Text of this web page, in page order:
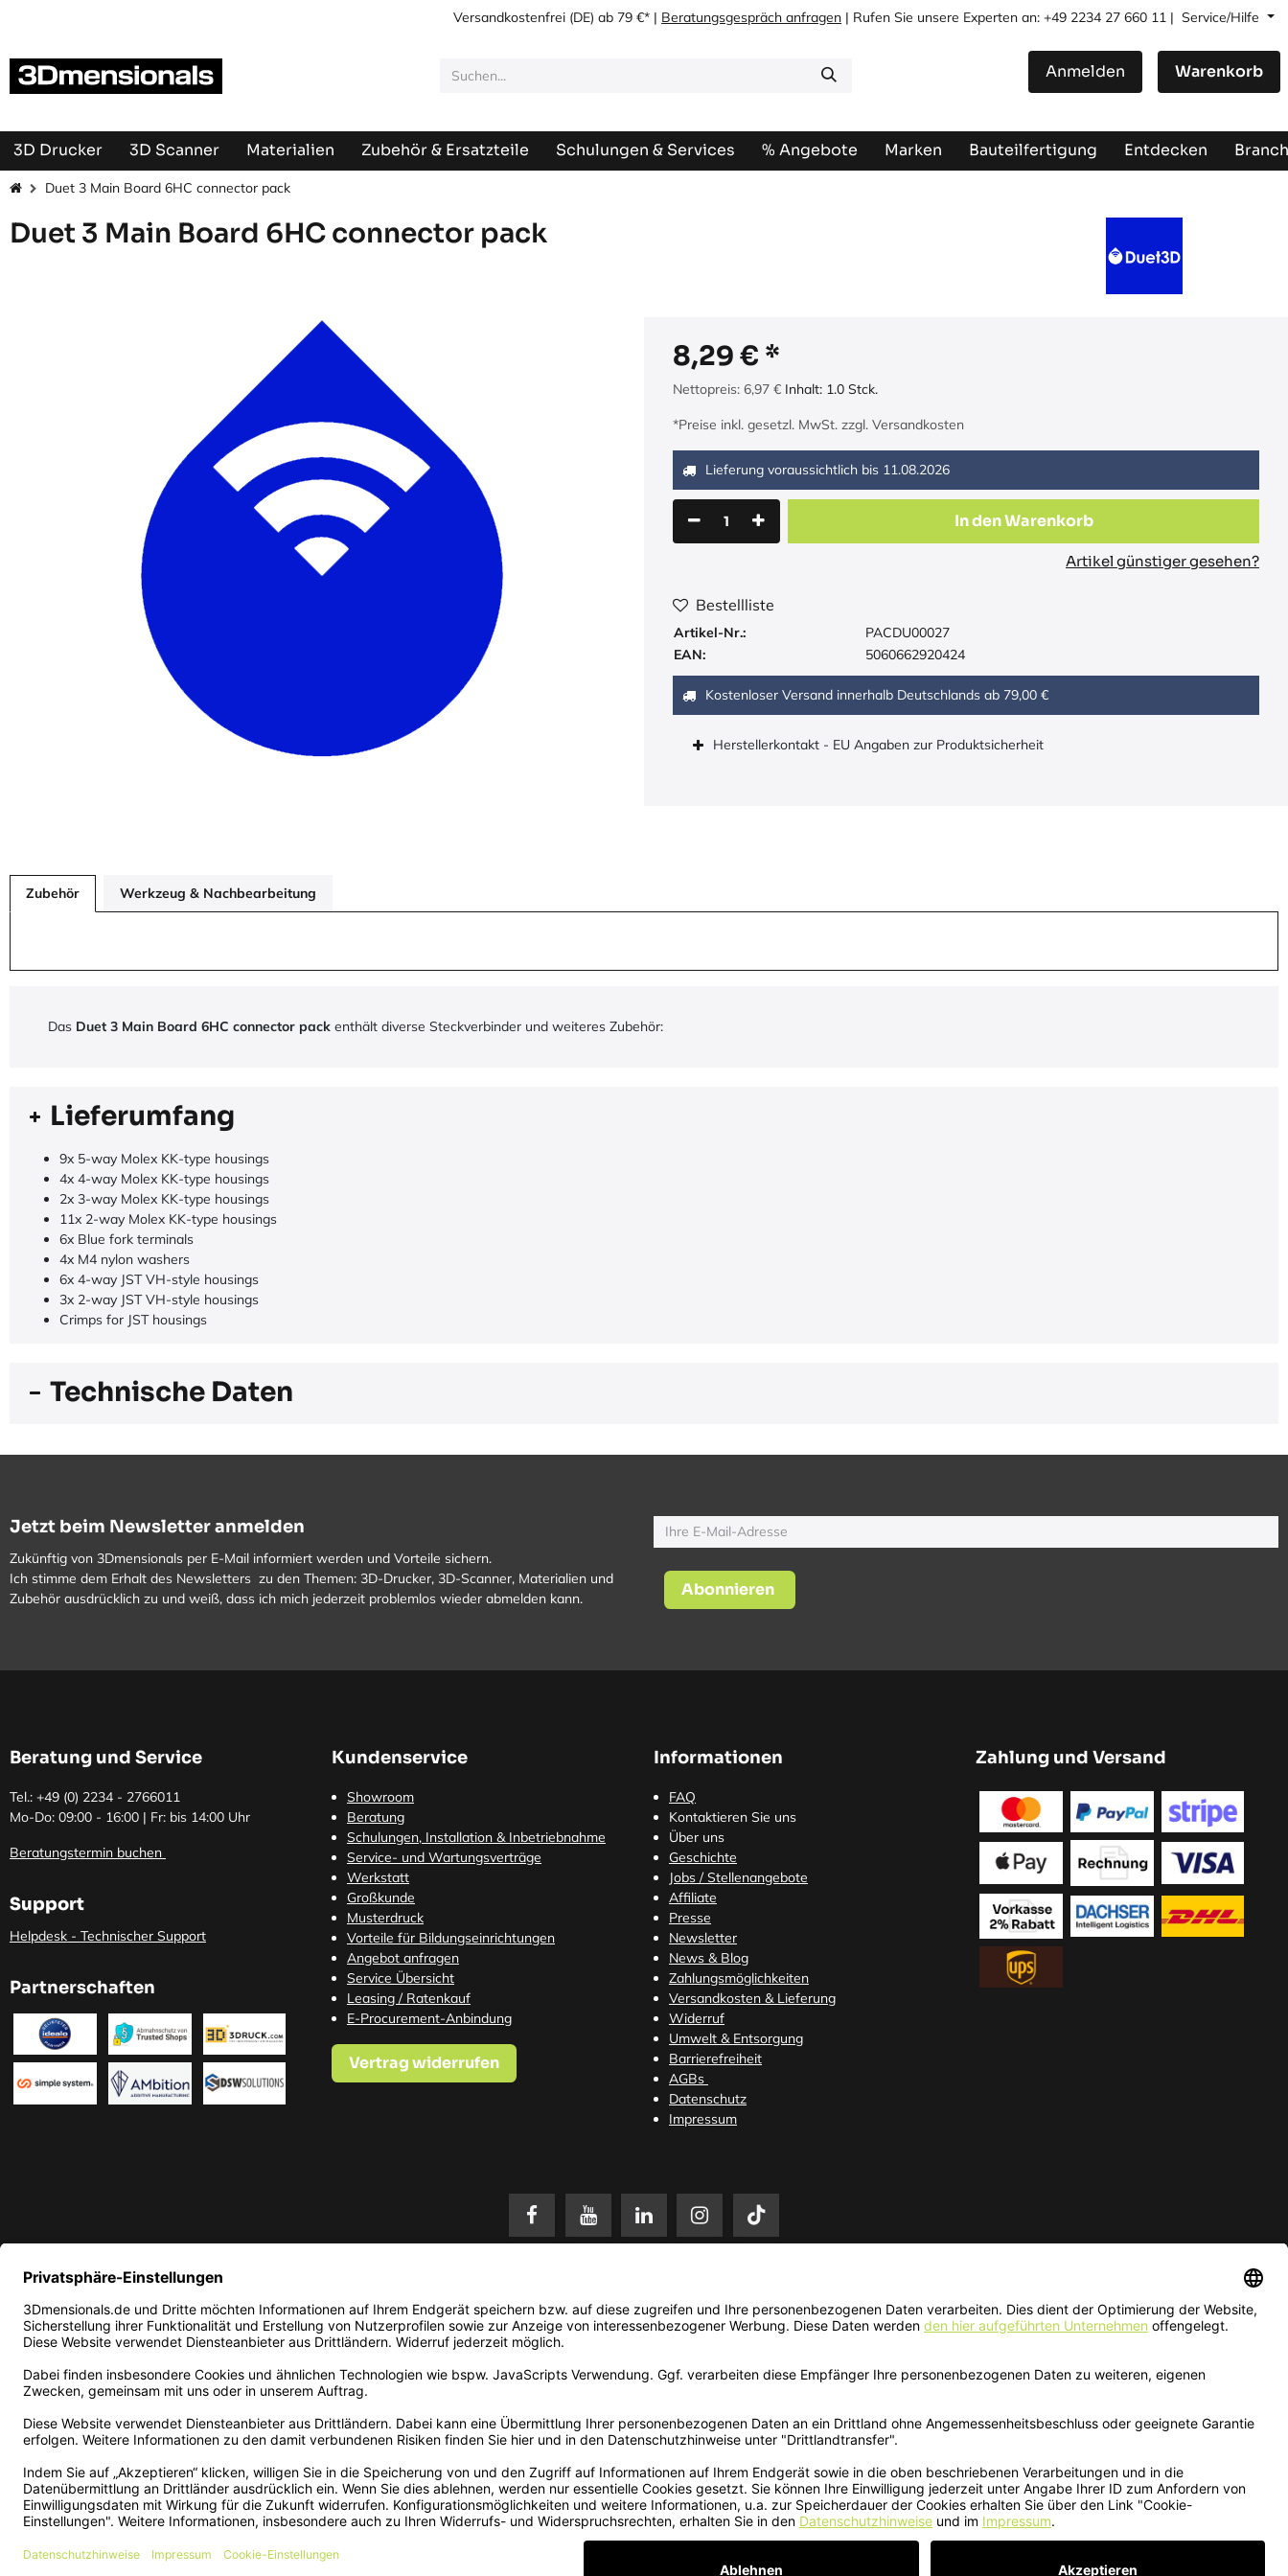
Versandkostenfrei (DE) ab 79 €* | Beratungsgespräch anfragen | Rufen Sie unsere Experten an: +49 2234 27 660 11 | Service/Hilfe
Anmelden Warenkorb
3D Drucker 3D Scanner Materialien Zubehör & Ersatzteile Schulungen & Services % Angebote Marken Bauteilfertigung Entdecken
Duet 3 Main Board 6HC connector pack
Duet 3 Main Board 6HC connector pack
8,29 €
Nettopreis: 6,97 € Inhalt: 1.0 Stck.
*Preise inkl. gesetzl. MwSt. zzgl. Versandkosten
Lieferung voraussichtlich bis 11.08.2026
In den Warenkorb
Artikel günstiger gesehen?
Bestellliste
Artikel-Nr.:
PACDU00027
EAN:
5060662920424
Kostenloser Versand innerhalb Deutschlands ab 79,00 €
Herstellerkontakt - EU Angaben zur Produktsicherheit
Zubehör Werkzeug & Nachbearbeitung
Das Duet 3 Main Board 6HC connector pack enthält diverse Steckverbinder und weiteres Zubehör:
Lieferumfang
9x 5-way Molex KK-type housings
4x 4-way Molex KK-type housings
2x 3-way Molex KK-type housings
11x 2-way Molex KK-type housings
6x Blue fork terminals
4x M4 nylon washers
6x 4-way JST VH-style housings
3x 2-way JST VH-style housings
Crimps for JST housings
Technische Daten
Jetzt beim Newsletter anmelden
Zukünftig von 3Dmensionals per E-Mail informiert werden und Vorteile sichern.
Ich stimme dem Erhalt des Newsletters zu den Themen: 3D-Drucker, 3D-Scanner, Materialien und
Zubehör ausdrücklich zu und weiß, dass ich mich jederzeit problemlos wieder abmelden kann.
Abonnieren
Beratung und Service
Tel.: +49 (0) 2234 - 2766011
Mo-Do: 09:00 - 16:00 | Fr: bis 14:00 Uhr
Beratungstermin buchen
Support
Helpdesk - Technischer Support
Partnerschaften
Kundenservice
Showroom
Beratung
Schulungen, Installation & Inbetriebnahme
Service- und Wartungsverträge
Werkstatt
Großkunde
Musterdruck
Vorteile für Bildungseinrichtungen
Angebot anfragen
Service Übersicht
Leasing / Ratenkauf
E-Procurement-Anbindung
Vertrag widerrufen
Informationen
FAQ
Kontaktieren Sie uns
Über uns
Geschichte
Jobs / Stellenangebote
Affiliate
Presse
Newsletter
News & Blog
Zahlungsmöglichkeiten
Versandkosten & Lieferung
Widerruf
Umwelt & Entsorgung
Barrierefreiheit
AGBs
Datenschutz
Impressum
Zahlung und Versand
Kundenbewertung